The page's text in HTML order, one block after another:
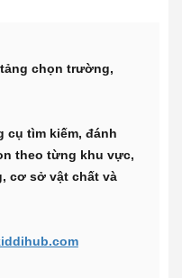
chọn trường,
cụ tìm kiếm, đánh
theo từng khu vực,
cơ sở vật chất và